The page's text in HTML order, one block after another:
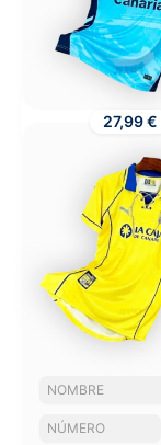
27,99 €